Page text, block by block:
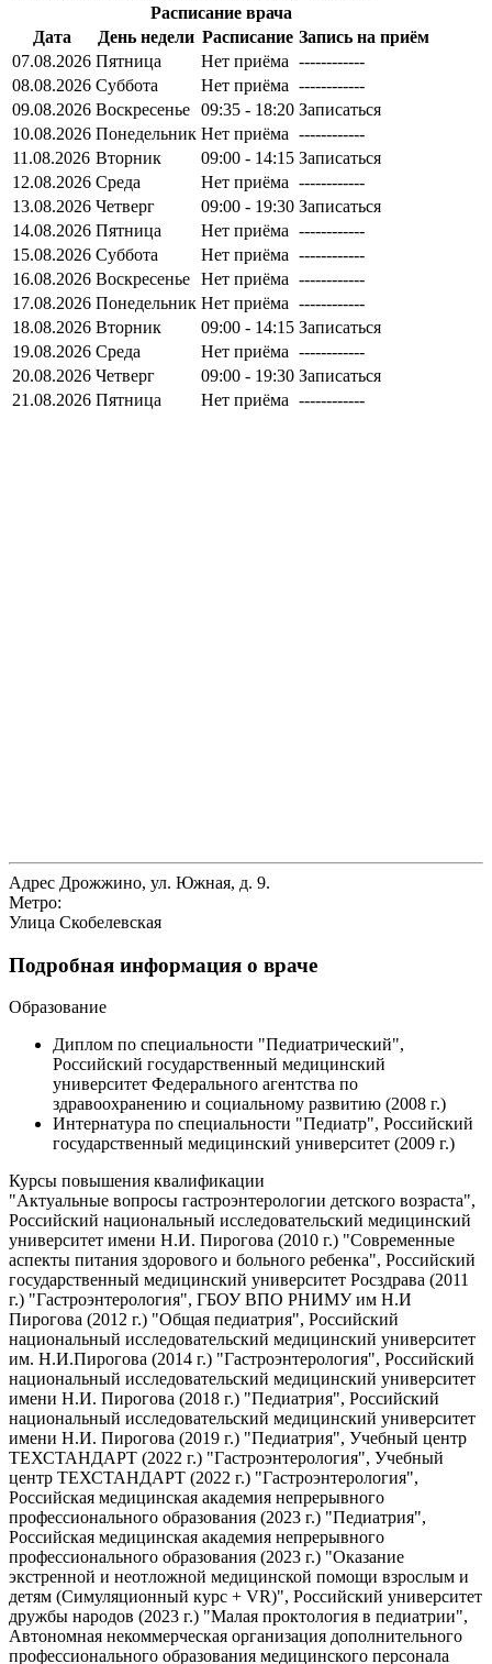
Расписание врача
Дата
День недели Расписание Запись на приём
07.08.2026 Пятница Нет приёма ------------
08.08.2026 Суббота Нет приёма ------------
09.08.2026 Воскресенье 09:35 - 18:20 Записаться
10.08.2026 Понедельник Нет приёма ------------
11.08.2026 Вторник 09:00 - 14:15 Записаться
12.08.2026 Среда Нет приёма ------------
13.08.2026 Четверг 09:00 - 19:30 Записаться
14.08.2026 Пятница Нет приёма ------------
15.08.2026 Суббота Нет приёма ------------
16.08.2026 Воскресенье Нет приёма ------------
17.08.2026 Понедельник Нет приёма ------------
18.08.2026 Вторник 09:00 - 14:15 Записаться
19.08.2026 Среда Нет приёма ------------
20.08.2026 Четверг 09:00 - 19:30 Записаться
21.08.2026 Пятница Нет приёма ------------
Адрес Дрожжино, ул. Южная, д. 9.
Метро:
Улица Скобелевская
Подробная информация о враче
Образование
Диплом по специальности "Педиатрический",
Российский государственный медицинский
университет Федерального агентства по
здравоохранению и социальному развитию (2008 г.)
Интернатура по специальности "Педиатр", Российский
государственный медицинский университет (2009 г.)
Курсы повышения квалификации
"Актуальные вопросы гастроэнтерологии детского возраста",
Российский национальный исследовательский медицинский
университет имени Н.И. Пирогова (2010 г.) "Современные
аспекты питания здорового и больного ребенка", Российский
государственный медицинский университет Росздрава (2011
г.) "Гастроэнтерология", ГБОУ ВПО РНИМУ им Н.И
Пирогова (2012 г.) "Общая педиатрия", Российский
национальный исследовательский медицинский университет
им. Н.И.Пирогова (2014 г.) "Гастроэнтерология", Российский
национальный исследовательский медицинский университет
имени Н.И. Пирогова (2018 г.) "Педиатрия", Российский
национальный исследовательский медицинский университет
имени Н.И. Пирогова (2019 г.) "Педиатрия", Учебный центр
ТЕХСТАНДАРТ (2022 г.) "Гастроэнтерология", Учебный
центр ТЕХСТАНДАРТ (2022 г.) "Гастроэнтерология",
Российская медицинская академия непрерывного
профессионального образования (2023 г.) "Педиатрия",
Российская медицинская академия непрерывного
профессионального образования (2023 г.) "Оказание
экстренной и неотложной медицинской помощи взрослым и
детям (Симуляционный курс + VR)", Российский университет
дружбы народов (2023 г.) "Малая проктология в педиатрии",
Автономная некоммерческая организация дополнительного
профессионального образования медицинского персонала